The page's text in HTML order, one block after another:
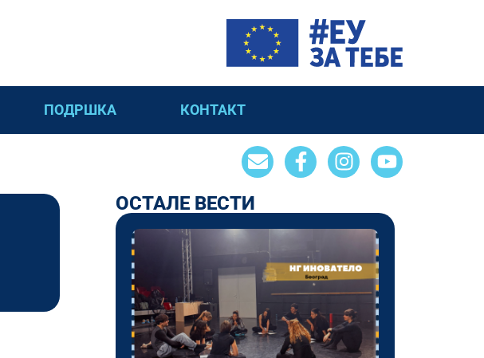
ПОДРШКА КОНТАКТ
ОСТАЛЕ ВЕСТИ